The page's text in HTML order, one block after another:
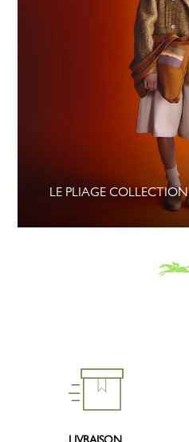
LE PLIAGE COLLECTION